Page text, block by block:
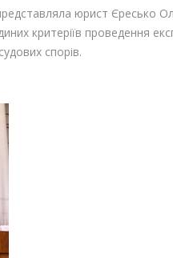
юрист Єресько
критеріїв проведення
спорів.